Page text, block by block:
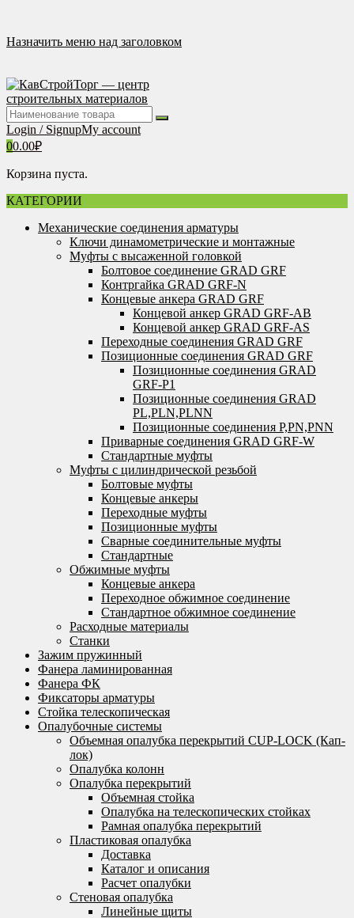
содержимому
Назначить меню над заголовком
Login / SignupMy account
00.00₽
Корзина пуста.
КАТЕГОРИИ
Механические соединения арматуры
Ключи динамометрические и монтажные
Муфты с высаженной головкой
Болтовое соединение GRAD GRF
Контргайка GRAD GRF-N
Концевые анкера GRAD GRF
Концевой анкер GRAD GRF-AB
Концевой анкер GRAD GRF-AS
Переходные соединения GRAD GRF
Позиционные соединения GRAD GRF
Позиционные соединения GRAD
GRF-P1
Позиционные соединения GRAD
PL,PLN,PLNN
Позиционные соединения P,PN,PNN
Приварные соединения GRAD GRF-W
Стандартные муфты
Муфты с цилиндрической резьбой
Болтовые муфты
Концевые анкеры
Переходные муфты
Позиционные муфты
Сварные соединительные муфты
Стандартные
Обжимные муфты
Концевые анкера
Переходное обжимное соединение
Стандартное обжимное соединение
Расходные материалы
Станки
Зажим пружинный
Фанера ламинированная
Фанера ФК
Фиксаторы арматуры
Стойка телескопическая
Опалубочные системы
Объемная опалубка перекрытий CUP-LOCK (Кап-
лок)
Опалубка колонн
Опалубка перекрытий
Объемная стойка
Опалубка на телескопических стойках
Рамная опалубка перекрытий
Пластиковая опалубка
Доставка
Каталог и описания
Расчет опалубки
Стеновая опалубка
Линейные щиты